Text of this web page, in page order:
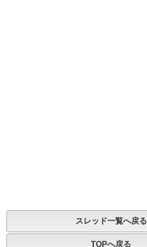
スレッド一覧へ戻る
TOPへ戻る